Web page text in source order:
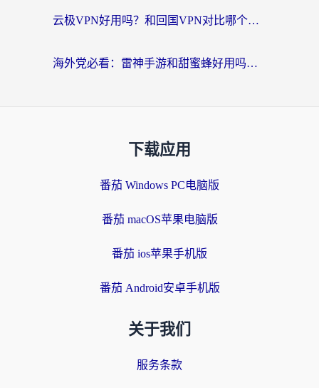
云极VPN好用吗？和回国VPN对比哪个回国效果更好？海外党亲测避坑指南
海外党必看：雷神手游和甜蜜蜂好用吗？3步选对回国加速器无缝刷国内资源
下载应用
番茄 Windows PC电脑版
番茄 macOS苹果电脑版
番茄 ios苹果手机版
番茄 Android安卓手机版
关于我们
服务条款